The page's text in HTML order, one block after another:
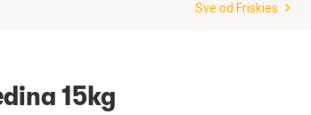
Sve od Friskies
15kg